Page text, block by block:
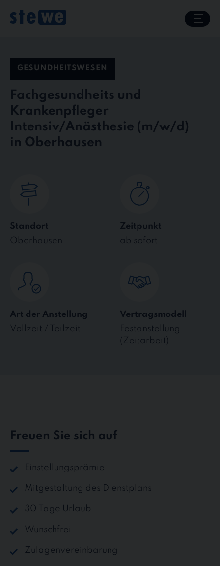
content
GESUNDHEITSWESEN
Fachgesundheits und
Krankenpfleger
Intensiv/Anästhesie
in Oberhausen
Standort
Oberhausen
Zeitpunkt
ab sofort
Art der Anstellung
Vollzeit / Teilzeit
Vertragsmodell
Festanstellung
(Zeitarbeit)
Freuen Sie sich auf
Einstellungsprämie
Mitgestaltung des Dienstplans
30 Tage Urlaub
Wunschfrei
Zulagenvereinbarung